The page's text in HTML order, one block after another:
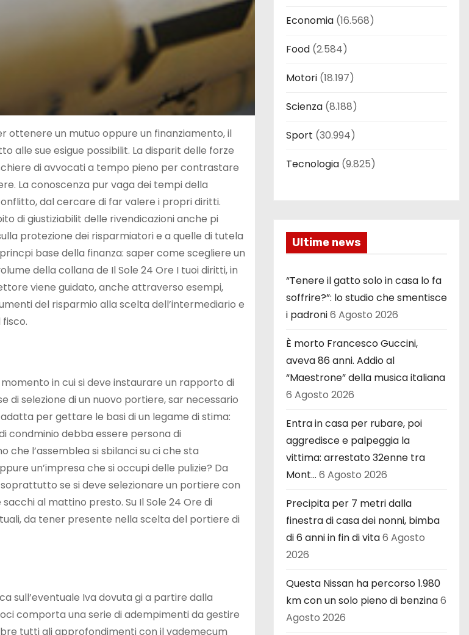
ottenere un mutuo oppure un finanziamento, il
alle sue esigue possibilit. La disparit delle forze
di avvocati a tempo pieno per contrastare
La conoscenza pur vaga dei tempi della
dal cercare di far valere i propri diritti.
di giustiziabilit delle rivendicazioni anche pi
protezione dei risparmiatori e a quelle di tutela
base della finanza: saper come scegliere un
della collana de Il Sole 24 Ore I tuoi diritti, in
viene guidato, anche attraverso esempi,
del risparmio alla scelta dell’intermediario e
in cui si deve instaurare un rapporto di
di selezione di un nuovo portiere, sar necessario
per gettare le basi di un legame di stima:
condminio debba essere persona di
che l’assemblea si sbilanci su ci che sta
un’impresa che si occupi delle pulizie? Da
se si deve selezionare un portiere con
al mattino presto. Su Il Sole 24 Ore di
da tener presente nella scelta del portiere di
sull’eventuale Iva dovuta gi a partire dalla
comporta una serie di adempimenti da gestire
tutti gli approfondimenti con il vademecum
Economia (16.568)
Food (2.584)
Motori (18.197)
Scienza (8.188)
Sport (30.994)
Tecnologia (9.825)
Ultime news
“Tenere il gatto solo in casa lo fa
soffrire?”: lo studio che smentisce
i padroni6 Agosto 2026
È morto Francesco Guccini,
aveva 86 anni. Addio al
“Maestrone” della musica italiana
6 Agosto 2026
Entra in casa per rubare, poi
aggredisce e palpeggia la
vittima: arrestato 32enne tra
Mont… 6 Agosto 2026
Precipita per 7 metri dalla
finestra di casa dei nonni, bimba
di 6 anni in fin di vita6 Agosto
2026
Questa Nissan ha percorso 1.980
km con un solo pieno di benzina6
Agosto 2026